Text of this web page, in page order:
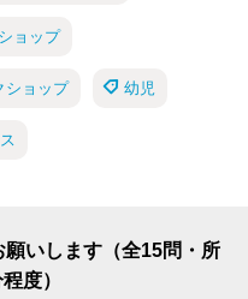
ョップ
ショップ 幼児
いします（全15問・所
度）